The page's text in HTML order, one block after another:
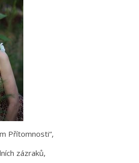
Přítomnosti“,
zázraků,